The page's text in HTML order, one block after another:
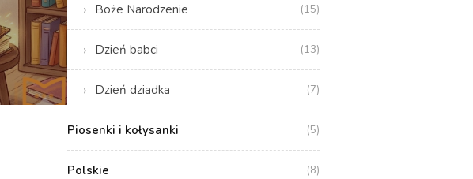
Boże Narodzenie (15)
Dzień babci (13)
Dzień dziadka (7)
Piosenki i kołysanki (5)
Polskie (8)